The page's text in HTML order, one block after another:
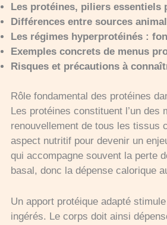
Les protéines, piliers essentiels
Différences entre sources
Les régimes hyperprotéinés :
Exemples concrets de menus
Risques et précautions à
Rôle fondamental des protéines
Les protéines constituent l’un
renouvellement de tous les tissus
aspect nutritif pour devenir un
qui accompagne souvent la perte
basal, donc la dépense calorique
Un apport protéique adapté
ingérés. Le corps doit ainsi